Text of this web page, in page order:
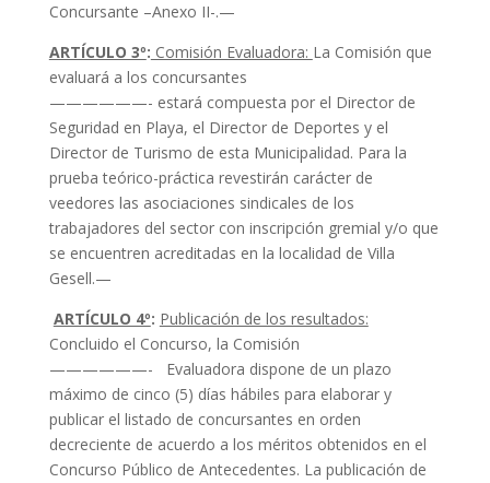
Concursante –Anexo II-.—
ARTÍCULO 3º: Comisión Evaluadora: La Comisión que
evaluará a los concursantes
——————- estará compuesta por el Director de
Seguridad en Playa, el Director de Deportes y el
Director de Turismo de esta Municipalidad. Para la
prueba teórico-práctica revestirán carácter de
veedores las asociaciones sindicales de los
trabajadores del sector con inscripción gremial y/o que
se encuentren acreditadas en la localidad de Villa
Gesell.—
ARTÍCULO 4º: Publicación de los resultados:
Concluido el Concurso, la Comisión
——————- Evaluadora dispone de un plazo
máximo de cinco (5) días hábiles para elaborar y
publicar el listado de concursantes en orden
decreciente de acuerdo a los méritos obtenidos en el
Concurso Público de Antecedentes. La publicación de